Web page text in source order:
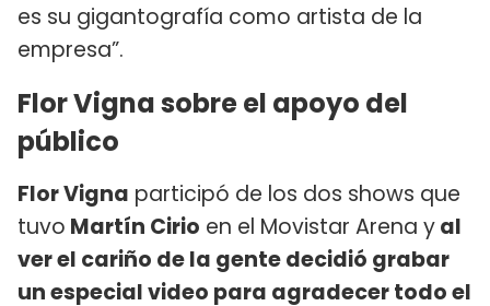
es su gigantografía como artista de la
empresa”.
Flor Vigna sobre el apoyo del
público
Flor Vigna participó de los dos shows que
tuvo Martín Cirio en el Movistar Arena yal
ver el cariño de la gente decidió grabar
un especial video para agradecer todo el